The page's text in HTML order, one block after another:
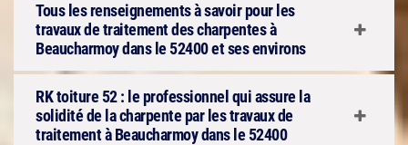
Tous les renseignements à savoir pour les
travaux de traitement des charpentes à
Beaucharmoy dans le 52400 et ses environs
RK toiture 52 : le professionnel qui assure la
solidité de la charpente par les travaux de
traitement à Beaucharmoy dans le 52400